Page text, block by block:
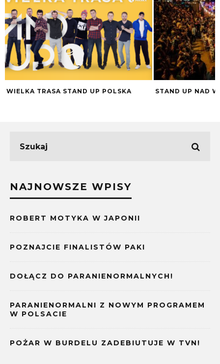
WIELKA TRASA STAND UP POLSKA STAND UP NAD
NAJNOWSZE WPISY
ROBERT MOTYKA W JAPONII
POZNAJCIE FINALISTÓW PAKI
DOŁĄCZ DO PARANIENORMALNYCH!
PARANIENORMALNI Z NOWYM PROGRAMEM
W POLSACIE
POŻAR W BURDELU ZADEBIUTUJE W TVN!